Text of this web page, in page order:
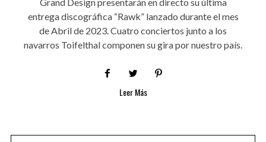
entrega discográfica “Rawk” lanzado durante el mes
de Abril de 2023. Cuatro conciertos junto a los
navarros Toifelthal componen su gira por nuestro país.
Leer Más